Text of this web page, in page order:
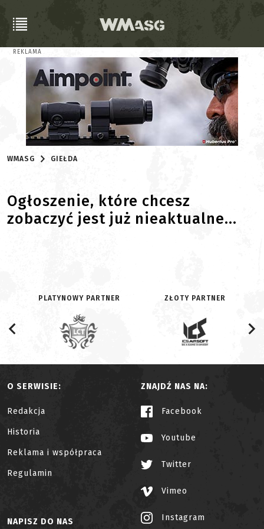
REKLAMA
WMASG GIEŁDA
Ogłoszenie, które chcesz
zobaczyć jest już nieaktualne...
PLATYNOWY PARTNER ZŁOTY PARTNER
O SERWISIE:
Redakcja
Historia
Reklama i współpraca
Regulamin
ZNAJDŹ NAS NA:
Facebook
Youtube
Twitter
Vimeo
Instagram
NAPISZ DO NAS